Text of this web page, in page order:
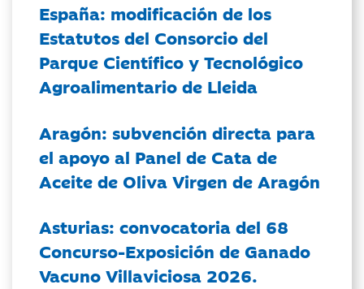
España: modificación de los
Estatutos del Consorcio del
Parque Científico y Tecnológico
Agroalimentario de Lleida
Aragón: subvención directa para
el apoyo al Panel de Cata de
Aceite de Oliva Virgen de Aragón
Asturias: convocatoria del 68
Concurso-Exposición de Ganado
Vacuno Villaviciosa 2026.